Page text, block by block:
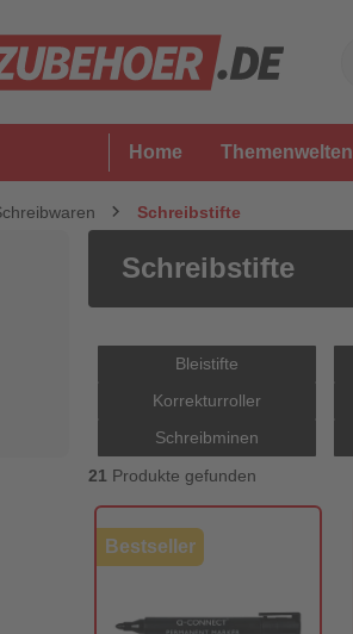
Home Themenwelten
Schreibstifte
Schreibstifte
Bleistifte
Korrekturroller
Schreibminen
21 Produkte gefunden
Bestseller